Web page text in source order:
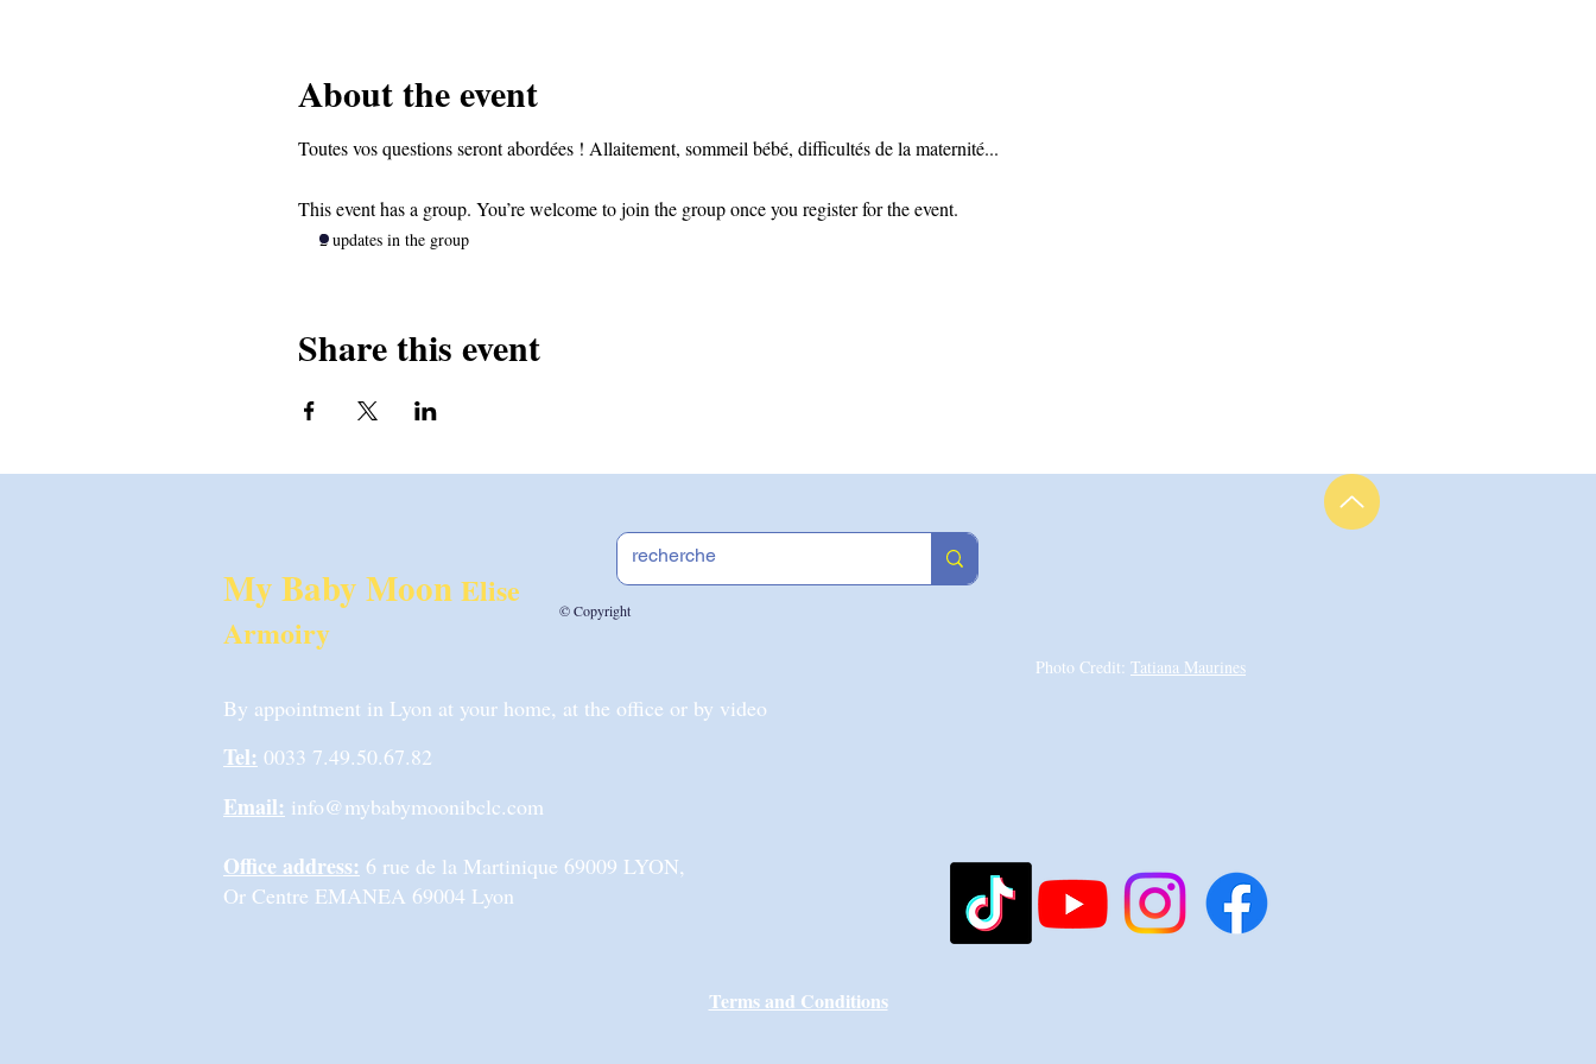
About the event
Toutes vos questions seront abordées ! Allaitement, sommeil bébé, difficultés de la maternité...
This event has a group. You’re welcome to join the group once you register for the event.
2 updates in the group
Share this event
My Baby Moon Elise
Armoiry
© Copyright
Photo Credit: Tatiana Maurines
By appointment in Lyon at your home, at the office or by video
Tel: 0033 7.49.50.67.82
Email: info@mybabymoonibclc.com
Office address: 6 rue de la Martinique 69009 LYON,
Or Centre EMANEA 69004 Lyon
Terms and Conditions